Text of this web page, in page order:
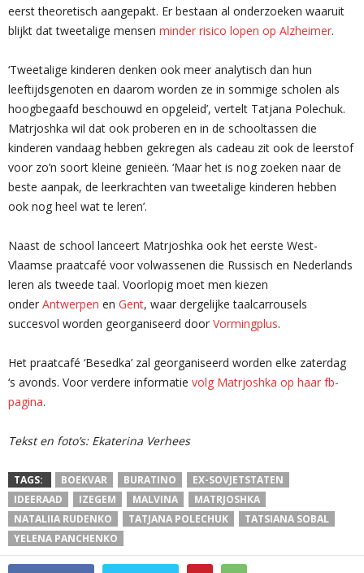
eerst theoretisch aangepakt. Er bestaan al onderzoeken waaruit
blijkt dat tweetalige mensen minder risico lopen op Alzheimer.
‘Tweetalige kinderen denken ook meer analytisch dan hun
leeftijdsgenoten en daarom worden ze in sommige scholen als
hoogbegaafd beschouwd en opgeleid’, vertelt Tatjana Polechuk.
Matrjoshka wil dat ook proberen en in de schooltassen die
kinderen vandaag hebben gekregen als cadeau zit ook de leerstof
voor zo’n soort kleine genieën. ‘Maar het is nog zoeken naar de
beste aanpak, de leerkrachten van tweetalige kinderen hebben
ook nog heel wat te leren’.
Naast de school lanceert Matrjoshka ook het eerste West-
Vlaamse praatcafé voor volwassenen die Russisch en Nederlands
leren als tweede taal. Voorlopig moet men kiezen
onder Antwerpen en Gent, waar dergelijke taalcarrousels
succesvol worden georganiseerd door Vormingplus.
Het praatcafé ‘Besedka’ zal georganiseerd worden elke zaterdag
‘s avonds. Voor verdere informatie volg Matrjoshka op haar fb-
pagina.
Tekst en foto’s: Ekaterina Verhees
TAGS: BOEKVAR BURATINO
EX-SOVJETSTATEN
IDEERAAD
IZEGEM MALVINA
MATRJOSHKA
NATALIIA RUDENKO
TATJANA POLECHUK
TATSIANA SOBAL
YELENA PANCHENKO